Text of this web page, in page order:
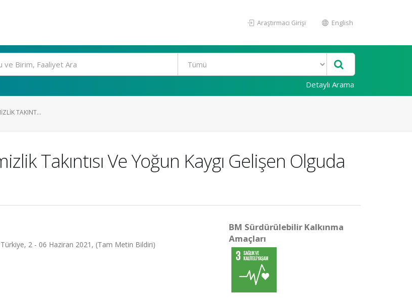
Araştırmacı Girişi English
Detaylı Arama
TAKINT...
Takıntısı Ve Yoğun Kaygı Gelişen Olguda
2 - 06 Haziran 2021, (Tam Metin Bildiri)
BM Sürdürülebilir Kalkınma
Amaçları